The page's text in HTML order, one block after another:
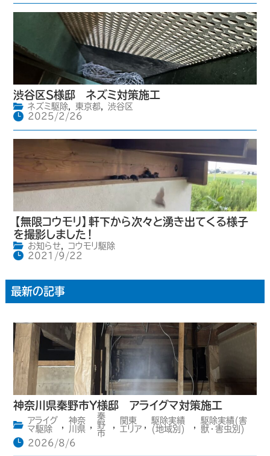
渋谷区S様邸 ネズミ対策施工
ネズミ駆除, 東京都,
渋谷区
2025/2/26
【無限コウモリ】軒下から次々と湧き出てくる様子
を撮影しました！
お知らせ,
コウモリ駆除
2021/9/22
最新の記事
神奈川県秦野市Y様邸 アライグマ対策施工
アライグ
マ駆除
,
神奈
川県 ,
秦
野
市
,
関東
エリア ,
駆除実績
(地域別)
,
駆除実績(害
獣・害虫別)
2026/8/6